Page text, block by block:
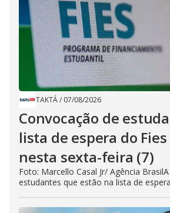
TAKTÁ/ 07/08/2026
Convocação de
lista de espera do
nesta sexta-feira (7)
Foto: Marcello Casal Jr/ Agência
estudantes que estão na lista de